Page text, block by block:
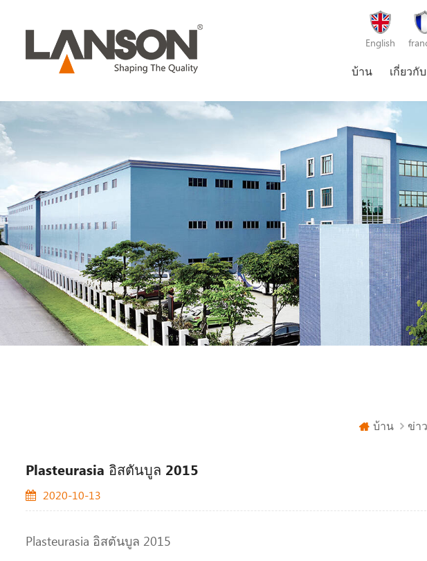
English
บ้าน เกี่ยวกั
บ้าน ข่าว
Plasteurasia อิสตันบูล 2015
2020-10-13
Plasteurasia อิสตันบูล 2015